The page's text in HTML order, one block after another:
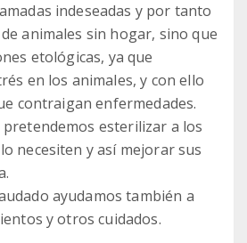
indeseadas y por tanto
animales sin hogar, sino que
etológicas, ya que
en los animales, y con ello
contraigan enfermedades.
esterilizar a los
necesiten y así mejorar sus
ayudamos también a
y otros cuidados.